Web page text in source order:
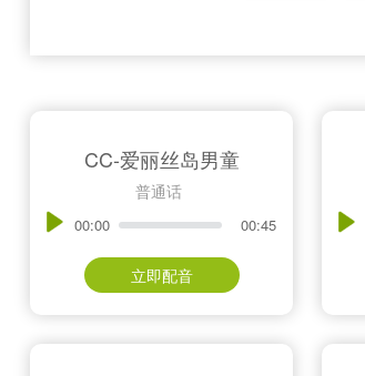
CC-爱丽丝岛男童
普通话
00:00 00:45
立即配音